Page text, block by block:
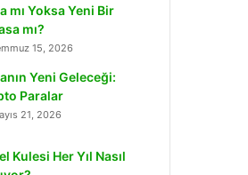
mı Yoksa Yeni Bir
mı?
15, 2026
Yeni Geleceği:
Paralar
21, 2026
Kulesi Her Yıl Nasıl